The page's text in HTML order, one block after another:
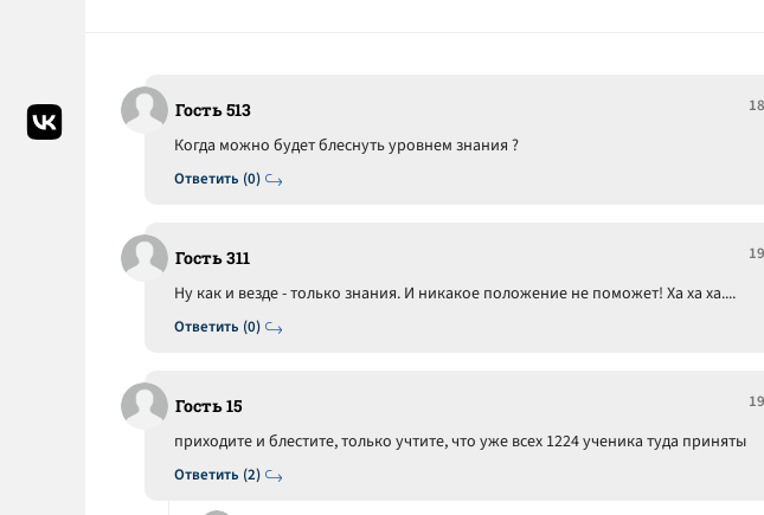
Гость 513
Ответить (0)
Когда можно будет блеснуть уровнем знания ?
Гость 311
Ответить (0)
Ну как и везде - только знания. И никакое положение не поможет! Ха ха ха....
Гость 15
Ответить (2)
приходите и блестите, только учтите, что уже всех 1224 ученика туда приняты